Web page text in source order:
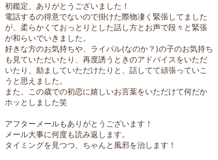
初鑑定、ありがとうございました！
電話するの得意でないので掛けた際物凄く緊張してました
が、柔らかくておっとりとした話し方とお声で段々と緊張
が和らいでいきました。
好きな方のお気持ちや、ライバル(なのか？)の子のお気持ち
も見ていただいたり、再度誘うときのアドバイスをいただ
いたり、励ましていただけたりと、話してて頑張っていこ
うと思えました。
また、この歳での初恋に嬉しいお言葉をいただけて何だか
ホッとしました笑
アフターメールもありがとうございます！
メール大事に何度も読み返します。
タイミングを見つつ、ちゃんと風邪を治します！